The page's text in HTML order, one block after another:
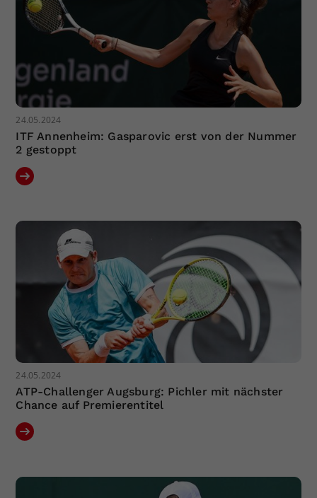
24.05.2024
ITF Annenheim: Gasparovic erst von der Nummer
2 gestoppt
24.05.2024
ATP-Challenger Augsburg: Pichler mit nächster
Chance auf Premierentitel